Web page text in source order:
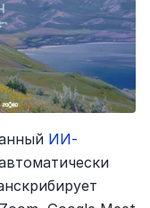
ИИ-